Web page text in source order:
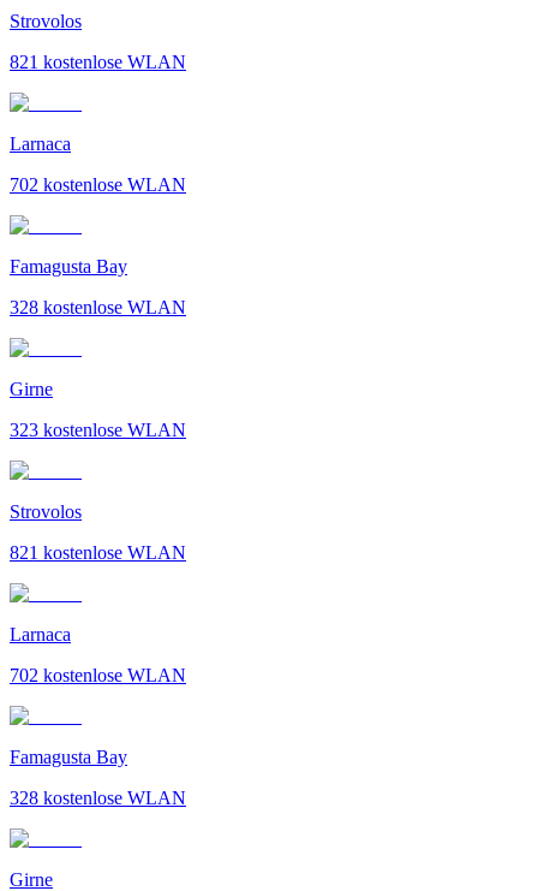
Strovolos
821 kostenlose WLAN
Larnaca
702 kostenlose WLAN
Famagusta Bay
328 kostenlose WLAN
Girne
323 kostenlose WLAN
Strovolos
821 kostenlose WLAN
Larnaca
702 kostenlose WLAN
Famagusta Bay
328 kostenlose WLAN
Girne